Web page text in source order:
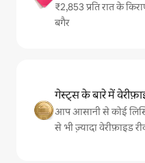
₹2,853 प्रति रात के
बगैर
गेस्ट्स के बारे में
आप आसानी से कोई
से भी ज़्यादा वेरीफ़ाइड